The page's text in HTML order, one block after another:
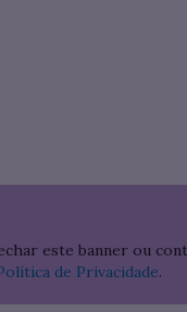
este banner ou
de Privacidade.